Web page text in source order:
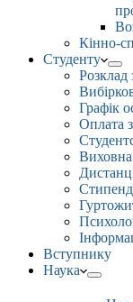
Кінно-
Студенту
Розклад
Графік
Оплата
Виховна
Вступнику
Наука